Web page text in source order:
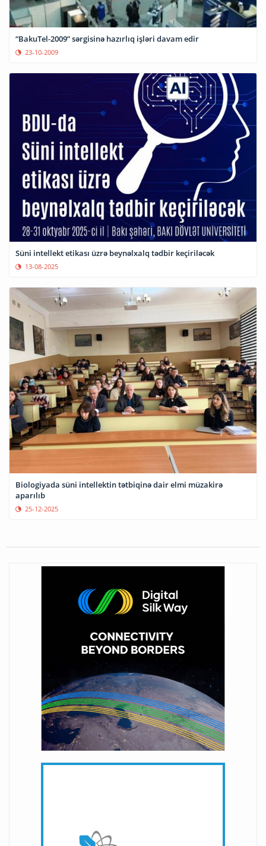
“BakuTel-2009” sərgisinə hazırlıq işləri davam edir
23-10-2009
Süni intellekt etikası üzrə beynəlxalq tədbir keçiriləcək
13-08-2025
Biologiyada süni intellektin tətbiqinə dair elmi müzakirə
aparılıb
25-12-2025